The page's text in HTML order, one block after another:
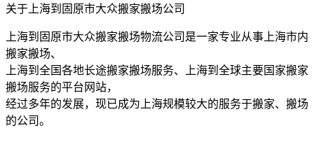
关于上海到固原市大众搬家搬场公司
上海到固原市大众搬家搬场物流公司是一家专业从事上海市内
搬家搬场、
上海到全国各地长途搬家搬场服务、上海到全球主要国家搬家
搬场服务的平台网站，
经过多年的发展，现已成为上海规模较大的服务于搬家、搬场
的公司。